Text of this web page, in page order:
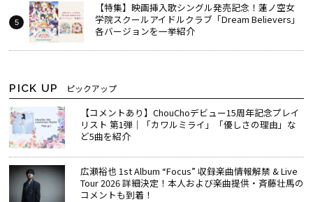
【特集】映画挿入歌シングル発売記念！蓮ノ空女
学院スクールアイドルクラブ「Dream Believers」
各バージョンを一挙紹介
PICK UP ピックアップ
【コメントあり】ChouChoデビュー15周年記念プレイ
リスト 第1弾｜「カワルミライ」「優しさの理由」な
ど5曲を紹介
広瀬裕也 1st Album “Focus” 収録楽曲情報解禁 & Live
Tour 2026 詳細決定！本人および楽曲提供・斉藤壮馬の
コメントも到着！